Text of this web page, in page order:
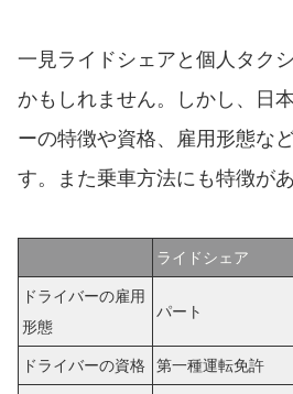
一見ライドシェアと個人タク
かもしれません。しかし、日
ーの特徴や資格、雇用形態な
す。また乗車方法にも特徴があ
ライドシェア
ドライバーの雇用
形態
パート
ドライバーの資格 第一種運転免許